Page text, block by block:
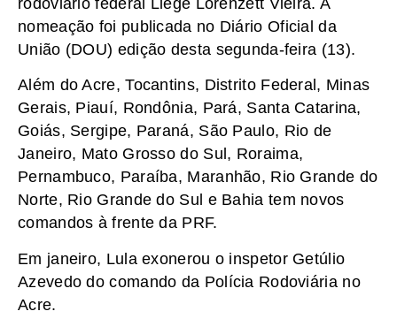
nomeação foi publicada no Diário Oficial da
União (DOU) edição desta segunda-feira (13).
Além do Acre, Tocantins, Distrito Federal, Minas
Gerais, Piauí, Rondônia, Pará, Santa Catarina,
Goiás, Sergipe, Paraná, São Paulo, Rio de
Janeiro, Mato Grosso do Sul, Roraima,
Pernambuco, Paraíba, Maranhão, Rio Grande do
Norte, Rio Grande do Sul e Bahia tem novos
comandos à frente da PRF.
Em janeiro, Lula exonerou o inspetor Getúlio
Azevedo do comando da Polícia Rodoviária no
Acre.